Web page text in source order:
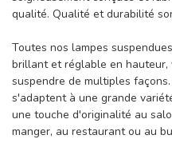
qualité. Qualité et durabilité
Toutes nos lampes
brillant et réglable en hauteur,
suspendre de multiples
s'adaptent à une grande
une touche d'originalité au
manger, au restaurant ou au